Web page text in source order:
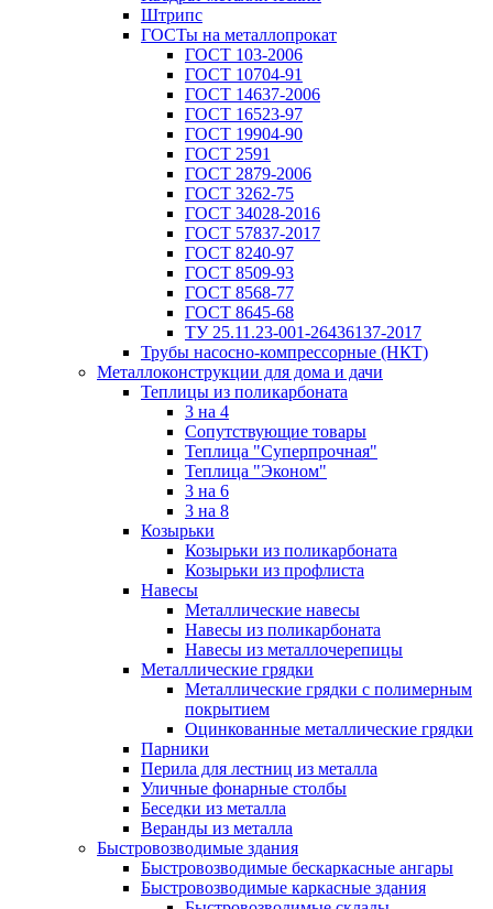
Штрипс
ГОСТы на металлопрокат
ГОСТ 103-2006
ГОСТ 10704-91
ГОСТ 14637-2006
ГОСТ 16523-97
ГОСТ 19904-90
ГОСТ 2591
ГОСТ 2879-2006
ГОСТ 3262-75
ГОСТ 34028-2016
ГОСТ 57837-2017
ГОСТ 8240-97
ГОСТ 8509-93
ГОСТ 8568-77
ГОСТ 8645-68
ТУ 25.11.23-001-26436137-2017
Трубы насосно-компрессорные (НКТ)
Металлоконструкции для дома и дачи
Теплицы из поликарбоната
3 на 4
Сопутствующие товары
Теплица "Суперпрочная"
Теплица "Эконом"
3 на 6
3 на 8
Козырьки
Козырьки из поликарбоната
Козырьки из профлиста
Навесы
Металлические навесы
Навесы из поликарбоната
Навесы из металлочерепицы
Металлические грядки
Металлические грядки с полимерным
покрытием
Оцинкованные металлические грядки
Парники
Перила для лестниц из металла
Уличные фонарные столбы
Беседки из металла
Веранды из металла
Быстровозводимые здания
Быстровозводимые бескаркасные ангары
Быстровозводимые каркасные здания